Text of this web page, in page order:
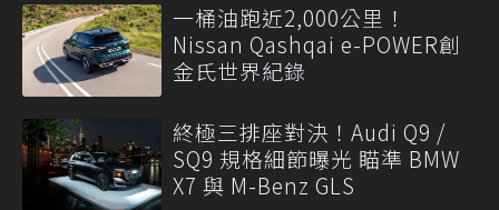
一桶油跑近2,000公里！
Nissan Qashqai e-POWER創
金氏世界紀錄
終極三排座對決！Audi Q9 /
SQ9 規格細節曝光 瞄準 BMW
X7 與 M-Benz GLS